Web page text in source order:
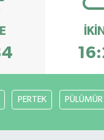
PERTEK PÜLÜMÜR